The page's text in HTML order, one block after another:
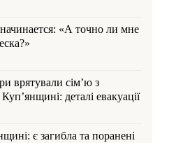
«А точно ли мне
врятували сім’ю з
деталі евакуації
є загибла та поранені